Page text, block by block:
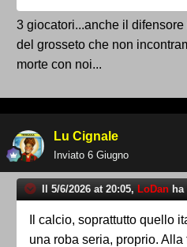
3 giocatori...anche il
del grosseto che non
morte con noi...
Lu Cignale
Inviato 6 Giugno
Il 5/6/2026 at 20:05, LoDan ha
Il calcio, soprattutto quello
una roba seria, proprio.